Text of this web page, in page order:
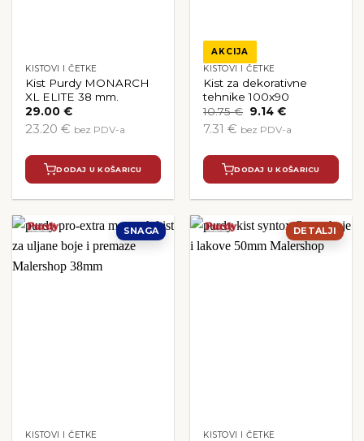
KISTOVI I ČETKE
Kist Purdy MONARCH
XL ELITE 38 mm.
29.00€
23.20 € bez PDV-a
DODAJ U KOŠARICU
AKCIJA
KISTOVI I ČETKE
Kist za dekorativne
tehnike 100x90
10.75€ Izvorna
bila
10.75 €.
9.14€Trenutna
je:
7.31 € bez PDV-a
DODAJ U KOŠARICU
SNAGA
KISTOVI I ČETKE
DETALJI
KISTOVI I ČETKE